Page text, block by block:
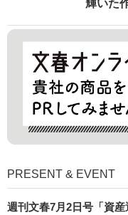
輝いた
PRESENT & EVENT
週刊文春7月2日号「資